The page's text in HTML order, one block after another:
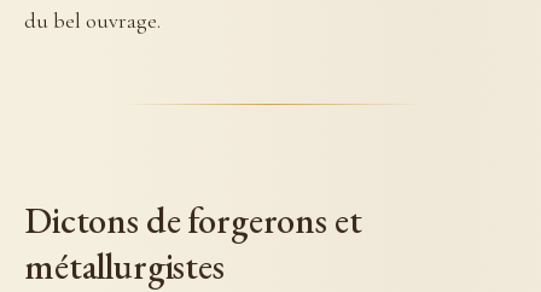
du bel ouvrage.
Dictons de forgerons et
métallurgistes